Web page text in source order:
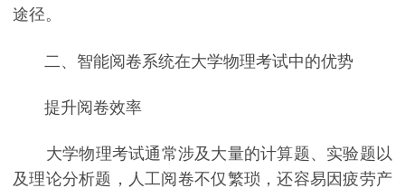
途径。
二、智能阅卷系统在大学物理考试中的优势
提升阅卷效率
大学物理考试通常涉及大量的计算题、实验题以
及理论分析题，人工阅卷不仅繁琐，还容易因疲劳产